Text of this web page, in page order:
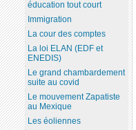
éducation tout court
Immigration
La cour des comptes
La loi ELAN (EDF et
ENEDIS)
Le grand chambardement
suite au covid
Le mouvement Zapatiste
au Mexique
Les éoliennes